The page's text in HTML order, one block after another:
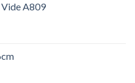
Vide A809